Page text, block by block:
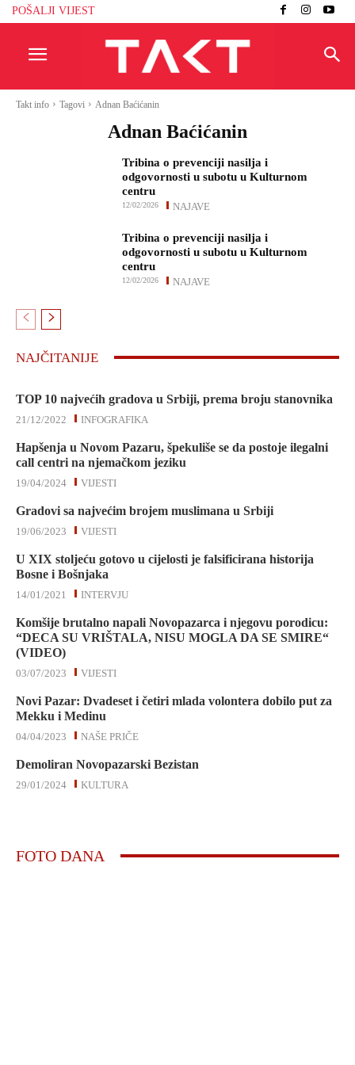
POŠALJI VIJEST
Takt info Tagovi Adnan Baćićanin
Adnan Baćićanin
Tribina o prevenciji nasilja i
odgovornosti u subotu u Kulturnom
centru
NAJAVE
12/02/2026
Tribina o prevenciji nasilja i
odgovornosti u subotu u Kulturnom
centru
NAJAVE
12/02/2026
NAJČITANIJE
TOP 10 najvećih gradova u Srbiji, prema broju stanovnika
INFOGRAFIKA
21/12/2022
Hapšenja u Novom Pazaru, špekuliše se da postoje ilegalni
call centri na njemačkom jeziku
VIJESTI
19/04/2024
Gradovi sa najvećim brojem muslimana u Srbiji
VIJESTI
19/06/2023
U XIX stoljeću gotovo u cijelosti je falsificirana historija
Bosne i Bošnjaka
INTERVJU
14/01/2021
Komšije brutalno napali Novopazarca i njegovu porodicu:
“DECA SU VRIŠTALA, NISU MOGLA DA SE SMIRE“
(VIDEO)
VIJESTI
03/07/2023
Novi Pazar: Dvadeset i četiri mlada volontera dobilo put za
Mekku i Medinu
NAŠE PRIČE
04/04/2023
Demoliran Novopazarski Bezistan
KULTURA
29/01/2024
FOTO DANA